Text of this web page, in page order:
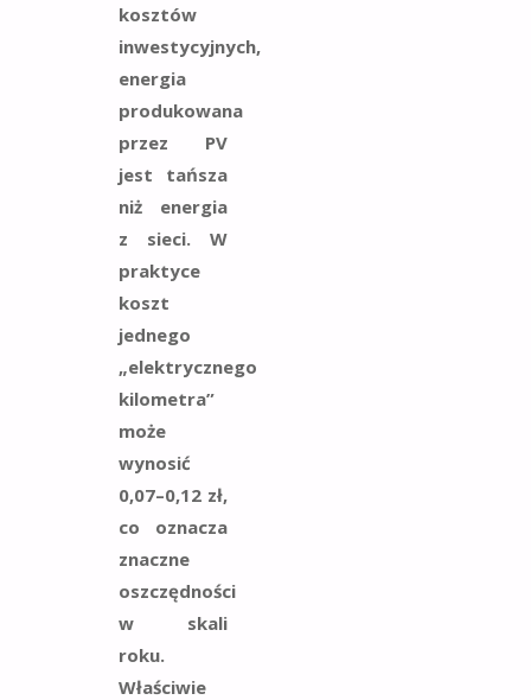
kosztów
inwestycyjnych,
energia
produkowana
przez PV
jest tańsza
niż energia
z sieci. W
praktyce
koszt
jednego
„elektrycznego
kilometra”
może
wynosić
0,07–0,12 zł,
co oznacza
znaczne
oszczędności
w skali
roku.
Właściwie